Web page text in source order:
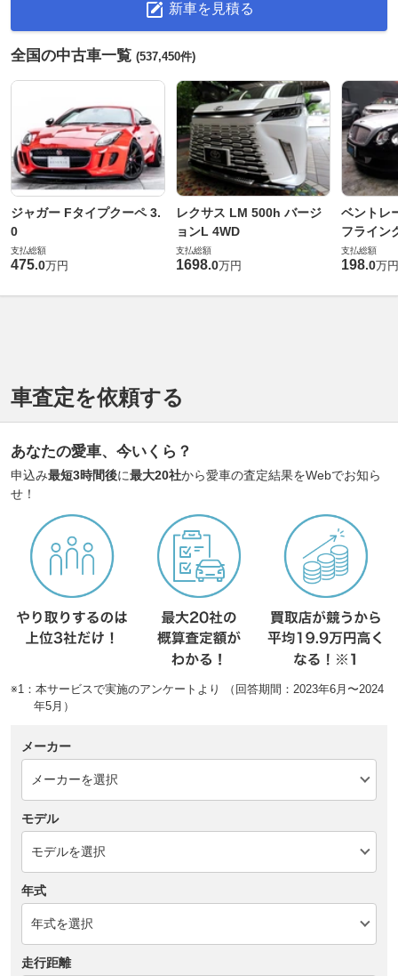
新車を見積る
全国の中古車一覧 (537,450件)
ジャガー Fタイプクーペ 3.
0
支払総額
475.0万円
レクサス LM 500h バージ
ョンL 4WD
支払総額
1698.0万円
ベントレ
フライン
支払総額
198.0万円
車査定を依頼する
あなたの愛車、今いくら？
申込み最短3時間後に最大20社から愛車の査定結果をWebでお知ら
せ！
※1：本サービスで実施のアンケートより （回答期間：2023年6月〜2024
年5月）
メーカー
モデル
年式
走行距離